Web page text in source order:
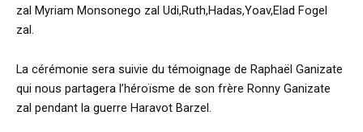
zal Myriam Monsonego zal Udi,Ruth,Hadas,Yoav,Elad Fogel
zal.
La cérémonie sera suivie du témoignage de Raphaël Ganizate
qui nous partagera l’héroïsme de son frère Ronny Ganizate
zal pendant la guerre Haravot Barzel.